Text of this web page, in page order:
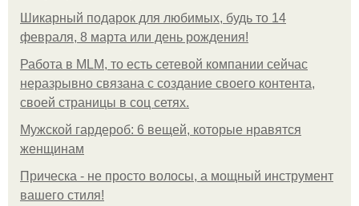
Шикарный подарок для любимых, будь то 14
февраля, 8 марта или день рождения!
Работа в MLM, то есть сетевой компании сейчас
неразрывно связана с создание своего контента,
своей страницы в соц сетях.
Мужской гардероб: 6 вещей, которые нравятся
женщинам
Прическа - не просто волосы, а мощный инструмент
вашего стиля!